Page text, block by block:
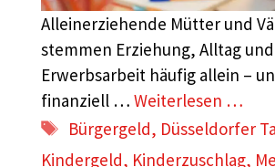
Alleinerziehende Mütter und
stemmen Erziehung, Alltag und
Erwerbsarbeit häufig allein –
finanziell … Weiterlesen …
Schlagwörter
Bürgergeld, Düsseldorfer
Kindergeld, Kinderzuschlag,